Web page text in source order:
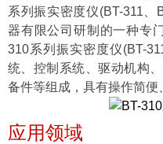
系列振实密度仪(BT-311、
器有限公司研制的一种专
310系列振实密度仪(BT-
统、控制系统、驱动机构
备件等组成，具有操作简便
应用领域